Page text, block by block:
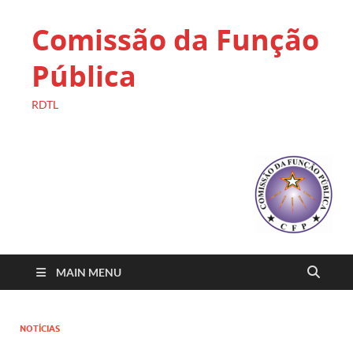
Comissão da Função
Pública
RDTL
MAIN MENU
NOTÍCIAS